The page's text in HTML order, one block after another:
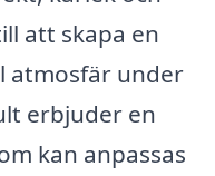
att skapa en
atmosfär under
erbjuder en
kan anpassas